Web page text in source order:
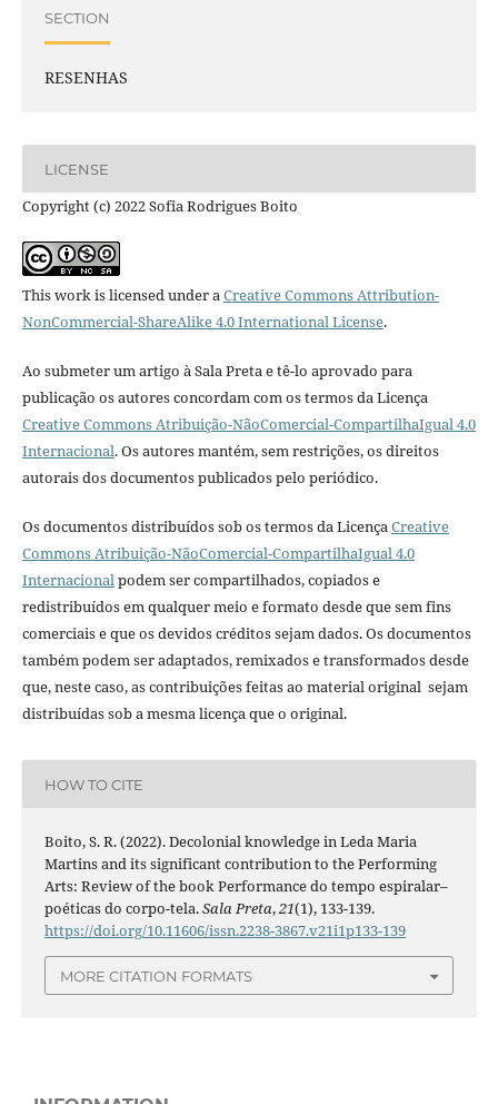
SECTION
RESENHAS
LICENSE
Copyright (c) 2022 Sofia Rodrigues Boito
This work is licensed under aCreative Commons Attribution-
NonCommercial-ShareAlike 4.0 International License.
Ao submeter um artigo à Sala Preta e tê-lo aprovado para
publicação os autores concordam com os termos da Licença
Creative Commons Atribuição-NãoComercial-CompartilhaIgual 4.0
Internacional. Os autores mantém, sem restrições, os direitos
autorais dos documentos publicados pelo periódico.
Os documentos distribuídos sob os termos da LicençaCreative
Commons Atribuição-NãoComercial-CompartilhaIgual 4.0
Internacionalpodem ser compartilhados, copiados e
redistribuídos em qualquer meio e formato desde que sem fins
comerciais e que os devidos créditos sejam dados. Os documentos
também podem ser adaptados, remixados e transformados desde
que, neste caso, as contribuições feitas ao material original sejam
distribuídas sob a mesma licença que o original.
HOW TO CITE
Boito, S. R. (2022). Decolonial knowledge in Leda Maria
Martins and its significant contribution to the Performing
Arts: Review of the book Performance do tempo espiralar–
poéticas do corpo-tela.Sala Preta,21(1), 133-139.
https://doi.org/10.11606/issn.2238-3867.v21i1p133-139
MORE CITATION FORMATS